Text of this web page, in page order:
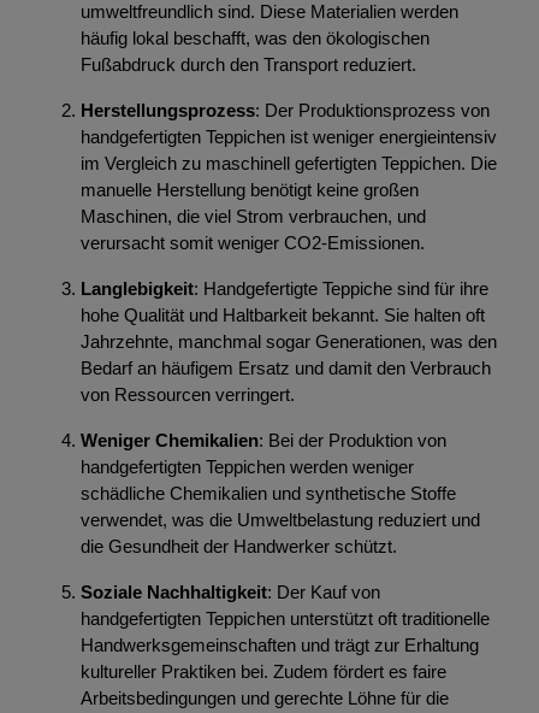
umweltfreundlich sind. Diese Materialien werden
häufig lokal beschafft, was den ökologischen
Fußabdruck durch den Transport reduziert.
Herstellungsprozess: Der Produktionsprozess von
handgefertigten Teppichen ist weniger energieintensiv
im Vergleich zu maschinell gefertigten Teppichen. Die
manuelle Herstellung benötigt keine großen
Maschinen, die viel Strom verbrauchen, und
verursacht somit weniger CO2-Emissionen.
Langlebigkeit: Handgefertigte Teppiche sind für ihre
hohe Qualität und Haltbarkeit bekannt. Sie halten oft
Jahrzehnte, manchmal sogar Generationen, was den
Bedarf an häufigem Ersatz und damit den Verbrauch
von Ressourcen verringert.
Weniger Chemikalien: Bei der Produktion von
handgefertigten Teppichen werden weniger
schädliche Chemikalien und synthetische Stoffe
verwendet, was die Umweltbelastung reduziert und
die Gesundheit der Handwerker schützt.
Soziale Nachhaltigkeit: Der Kauf von
handgefertigten Teppichen unterstützt oft traditionelle
Handwerksgemeinschaften und trägt zur Erhaltung
kultureller Praktiken bei. Zudem fördert es faire
Arbeitsbedingungen und gerechte Löhne für die